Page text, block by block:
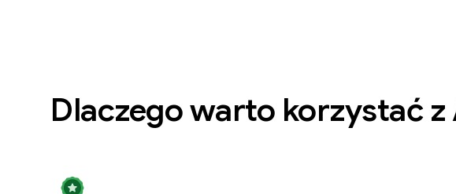
Dlaczego warto korzystać